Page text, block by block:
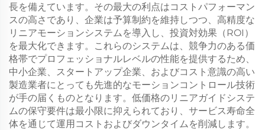
長を備えています。その最大の利点はコストパフォーマン
スの高さであり、企業は予算制約を維持しつつ、高精度な
リニアモーションシステムを導入し、投資対効果（ROI）
を最大化できます。これらのシステムは、競争力のある価
格帯でプロフェッショナルレベルの性能を提供するため、
中小企業、スタートアップ企業、およびコスト意識の高い
製造業者にとっても先進的なモーションコントロール技術
が手の届くものとなります。低価格のリニアガイドシステ
ムの保守要件は最小限に抑えられており、サービス寿命全
体を通じて運用コストおよびダウンタイムを削減します。